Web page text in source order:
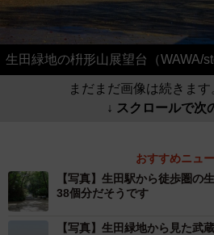
生田緑地の枡形山展望台（WAWA/
まだまだ画像は続きます
↓ スクロールで次
おすすめニュ
【写真】生田駅から徒歩圏の
38個分だそうです
【写真】生田緑地から見た武